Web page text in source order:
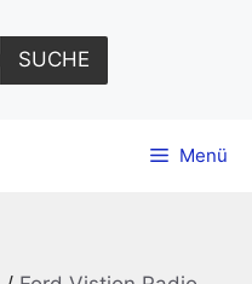
SUCHE
Menü